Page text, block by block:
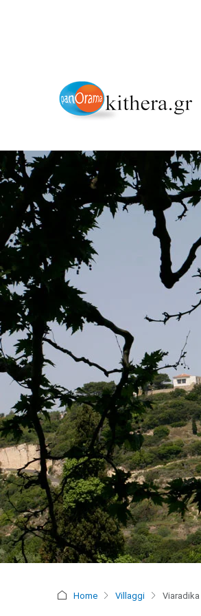
Home Villaggi Viaradika